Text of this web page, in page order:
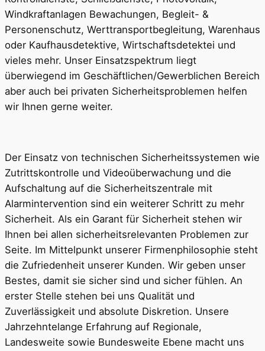
Windkraftanlagen Bewachungen, Begleit- &
Personenschutz, Werttransportbegleitung, Warenhaus
oder Kaufhausdetektive, Wirtschaftsdetektei und
vieles mehr. Unser Einsatzspektrum liegt
überwiegend im Geschäftlichen/Gewerblichen Bereich
aber auch bei privaten Sicherheitsproblemen helfen
wir Ihnen gerne weiter.
Der Einsatz von technischen Sicherheitssystemen wie
Zutrittskontrolle und Videoüberwachung und die
Aufschaltung auf die Sicherheitszentrale mit
Alarmintervention sind ein weiterer Schritt zu mehr
Sicherheit. Als ein Garant für Sicherheit stehen wir
Ihnen bei allen sicherheitsrelevanten Problemen zur
Seite. Im Mittelpunkt unserer Firmenphilosophie steht
die Zufriedenheit unserer Kunden. Wir geben unser
Bestes, damit sie sicher sind und sicher fühlen. An
erster Stelle stehen bei uns Qualität und
Zuverlässigkeit und absolute Diskretion. Unsere
Jahrzehntelange Erfahrung auf Regionale,
Landesweite sowie Bundesweite Ebene macht uns